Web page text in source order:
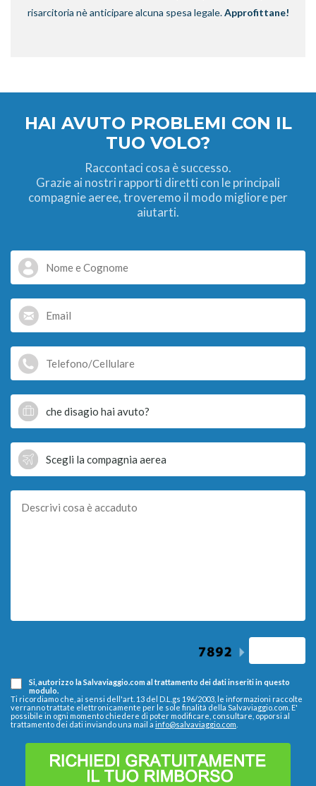
risarcitoria nè anticipare alcuna spesa legale.Approfittane!
HAI AVUTO PROBLEMI CON IL
TUO VOLO?
Raccontaci cosa è successo.
Grazie ai nostri rapporti diretti con le principali
compagnie aeree, troveremo il modo migliore per
aiutarti.
Si, autorizzo la Salvaviaggio.com al trattamento dei dati inseriti in questo
modulo.
Ti ricordiamo che, ai sensi dell'art. 13 del D.L.gs 196/2003, le informazioni raccolte
verranno trattate elettronicamente per le sole finalità della Salvaviaggio.com. E'
possibile in ogni momento chiedere di poter modificare, consultare, opporsi al
trattamento dei dati inviando una mail a info@salvaviaggio.com